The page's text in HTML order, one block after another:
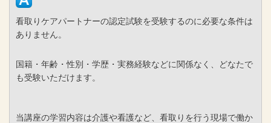
看取りケアパートナーの認定試験を受験するのに必要な条件は
ありません。
国籍・年齢・性別・学歴・実務経験などに関係なく、どなたで
も受験いただけます。
当講座の学習内容は介護や看護など、看取りを行う現場で働か